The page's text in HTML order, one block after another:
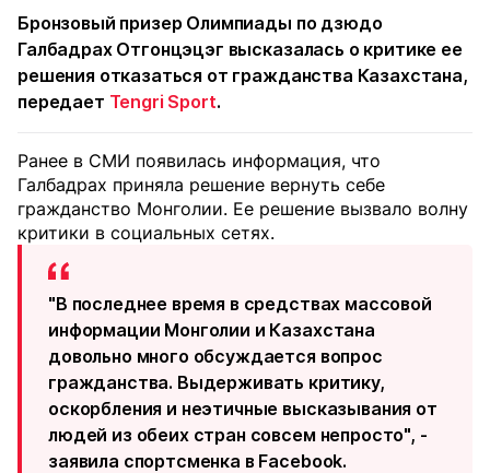
Бронзовый призер Олимпиады по дзюдо
Галбадрах Отгонцэцэг высказалась о критике ее
решения отказаться от гражданства Казахстана,
передает Tengri Sport.
Ранее в СМИ появилась информация, что
Галбадрах приняла решение вернуть себе
гражданство Монголии. Ее решение вызвало волну
критики в социальных сетях.
"В последнее время в средствах массовой
информации Монголии и Казахстана
довольно много обсуждается вопрос
гражданства. Выдерживать критику,
оскорбления и неэтичные высказывания от
людей из обеих стран совсем непросто", -
заявила спортсменка в Facebook.